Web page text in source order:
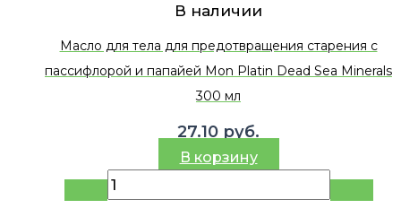
В наличии
Масло для тела для предотвращения старения с
пассифлорой и папайей Mon Platin Dead Sea Minerals
300 мл
27.10 руб.
В корзину